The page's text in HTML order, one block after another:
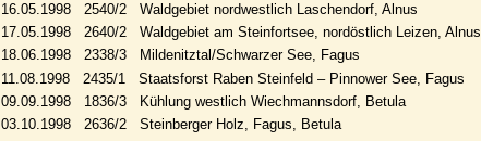
16.05.1998 2540/2 Waldgebiet nordwestlich Laschendorf, Alnus
17.05.1998 2640/2 Waldgebiet am Steinfortsee, nordöstlich Leizen, Alnus
18.06.1998 2338/3 Mildenitztal/Schwarzer See, Fagus
11.08.1998 2435/1 Staatsforst Raben Steinfeld – Pinnower See, Fagus
09.09.1998 1836/3 Kühlung westlich Wiechmannsdorf, Betula
03.10.1998 2636/2 Steinberger Holz, Fagus, Betula